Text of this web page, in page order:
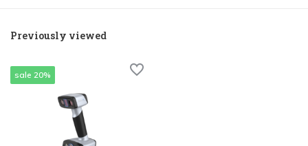
Previously viewed
sale 20%